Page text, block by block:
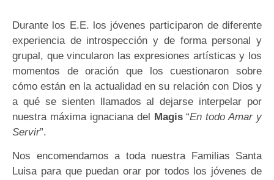
Durante los E.E. los jóvenes participaron de diferente
experiencia de introspección y de forma personal y
grupal, que vincularon las expresiones artísticas y los
momentos de oración que los cuestionaron sobre
cómo están en la actualidad en su relación con Dios y
a qué se sienten llamados al dejarse interpelar por
nuestra máxima ignaciana del Magis“En todo Amar y
Servir”.
Nos encomendamos a toda nuestra Familias Santa
Luisa para que puedan orar por todos los jóvenes de